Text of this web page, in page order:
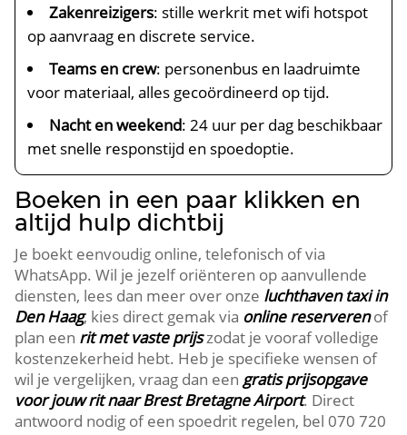
Zakenreizigers: stille werkrit met wifi hotspot
op aanvraag en discrete service.
Teams en crew: personenbus en laadruimte
voor materiaal, alles gecoördineerd op tijd.
Nacht en weekend: 24 uur per dag beschikbaar
met snelle responstijd en spoedoptie.
Boeken in een paar klikken en
altijd hulp dichtbij
Je boekt eenvoudig online, telefonisch of via
WhatsApp. Wil je jezelf oriënteren op aanvullende
diensten, lees dan meer over onze luchthaven taxi in
Den Haag, kies direct gemak via online reserverenof
plan een rit met vaste prijszodat je vooraf volledige
kostenzekerheid hebt. Heb je specifieke wensen of
wil je vergelijken, vraag dan eengratis prijsopgave
voor jouw rit naar Brest Bretagne Airport. Direct
antwoord nodig of een spoedrit regelen, bel 070 720